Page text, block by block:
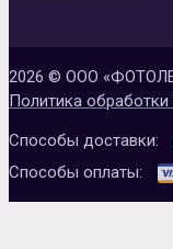
2026 © ООО
Политика
Способы доставки:
Способы оплаты: